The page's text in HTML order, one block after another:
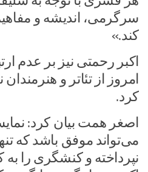
سرگرمی، اندیشه و
کند.»
اکبر رحمتی نیز بر عدم
امروز از تئاتر و
کرد.
اصغر همت بیان کرد:
می‌تواند موفق باشد که
نپرداخته و کنشگری را به